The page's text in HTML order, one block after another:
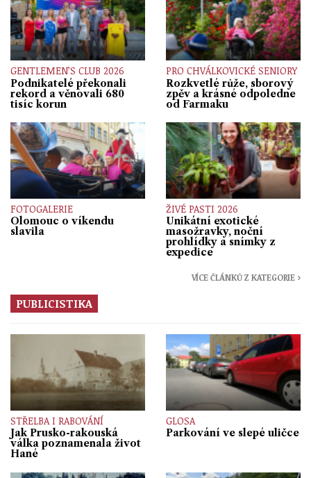
GENTLEMEN’S CLUB 2026
Podnikatelé překonali
rekord a věnovali 680
tisíc korun
PRO CHVÁLKOVICKÉ SENIORY
Rozkvetlé růže, sborový
zpěv a krásné odpoledne
od Farmaku
FOTOGALERIE
Olomouc o víkendu
slavila
ŽIVÉ PASTI 2026
Unikátní exotické
masožravky, noční
prohlídky a snímky z
expedice
VÍCE ČLÁNKŮ Z KATEGORIE ›
PUBLICISTIKA
STŘELBA I RABOVÁNÍ
Jak Prusko-rakouská
válka poznamenala život
Hané
GLOSA
Parkování ve slepé uličce